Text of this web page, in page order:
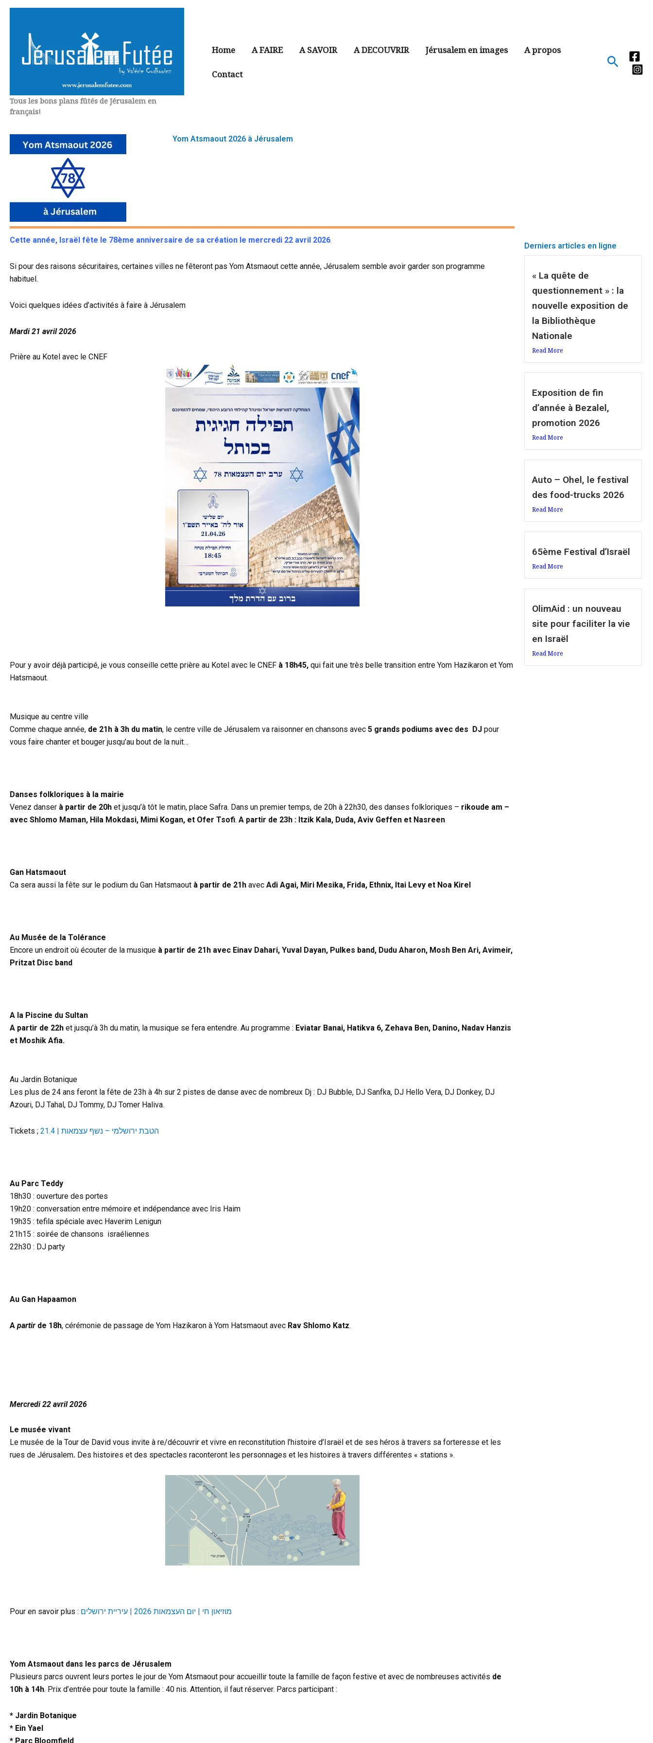
Aller
contenu
Tous les bons plans fûtés de Jérusalem en
français!
Home A FAIRE A SAVOIR A DECOUVRIR Jérusalem en images A propos
Contact
Yom Atsmaout 2026 à Jérusalem
Cette année, Israël fête le 78ème anniversaire de sa création le mercredi 22 avril 2026.
Si pour des raisons sécuritaires, certaines villes ne fêteront pas Yom Atsmaout cette année, Jérusalem semble avoir garder son programme
habituel.
Voici quelques idées d’activités à faire à Jérusalem
Mardi 21 avril 2026
Prière au Kotel avec le CNEF
Pour y avoir déjà participé, je vous conseille cette prière au Kotel avec le CNEF à 18h45, qui fait une très belle transition entre Yom Hazikaron et Yom
Hatsmaout.
Musique au centre ville
Comme chaque année, de 21h à 3h du matin, le centre ville de Jérusalem va raisonner en chansons avec 5 grands podiums avec des DJ pour
vous faire chanter et bouger jusqu’au bout de la nuit…
Danses folkloriques à la mairie
Venez danser à partir de 20h et jusqu’à tôt le matin, place Safra. Dans un premier temps, de 20h à 22h30, des danses folkloriques – rikoude am –
avec Shlomo Maman, Hila Mokdasi, Mimi Kogan, et Ofer Tsofi. A partir de 23h : Itzik Kala, Duda, Aviv Geffen et Nasreen
Gan Hatsmaout
Ca sera aussi la fête sur le podium du Gan Hatsmaout à partir de 21h avec Adi Agai, Miri Mesika, Frida, Ethnix, Itai Levy et Noa Kirel
Au Musée de la Tolérance
Encore un endroit où écouter de la musique à partir de 21h avec Einav Dahari, Yuval Dayan, Pulkes band, Dudu Aharon, Mosh Ben Ari, Avimeir,
Pritzat Disc band
A la Piscine du Sultan
A partir de 22h et jusqu’à 3h du matin, la musique se fera entendre. Au programme : Eviatar Banai, Hatikva 6, Zehava Ben, Danino, Nadav Hanzis
et Moshik Afia.
Au Jardin Botanique
Les plus de 24 ans feront la fête de 23h à 4h sur 2 pistes de danse avec de nombreux Dj : DJ Bubble, DJ Sanfka, DJ Hello Vera, DJ Donkey, DJ
Azouri, DJ Tahal, DJ Tommy, DJ Tomer Haliva.
Tickets ; הטבת ירושלמי – נשף עצמאות | 21.4
Au Parc Teddy
18h30 : ouverture des portes
19h20 : conversation entre mémoire et indépendance avec Iris Haim
19h35 : tefila spéciale avec Haverim Lenigun
21h15 : soirée de chansons israéliennes
22h30 : DJ party
Au Gan Hapaamon
A partir de 18h, cérémonie de passage de Yom Hazikaron à Yom Hatsmaout avec Rav Shlomo Katz.
Mercredi 22 avril 2026
Le musée vivant
Le musée de la Tour de David vous invite à re/découvrir et vivre en reconstitution l’histoire d’Israël et de ses héros à travers sa forteresse et les
rues de Jérusalem. Des histoires et des spectacles raconteront les personnages et les histoires à travers différentes « stations ».
Pour en savoir plus : מוזיאון חי | יום העצמאות 2026 | עיריית ירושלים
Yom Atsmaout dans les parcs de Jérusalem
Plusieurs parcs ouvrent leurs portes le jour de Yom Atsmaout pour accueillir toute la famille de façon festive et avec de nombreuses activités de
10h à 14h. Prix d’entrée pour toute la famille : 40 nis. Attention, il faut réserver. Parcs participant :
* Jardin Botanique
* Ein Yael
* Parc Bloomfield
Derniers articles en ligne
« La quête de
questionnement » : la
nouvelle exposition de
la Bibliothèque
Nationale
Read More
Exposition de fin
d’année à Bezalel,
promotion 2026
Read More
Auto – Ohel, le festival
des food-trucks 2026
Read More
65ème Festival d’Israël
Read More
OlimAid : un nouveau
site pour faciliter la vie
en Israël
Read More